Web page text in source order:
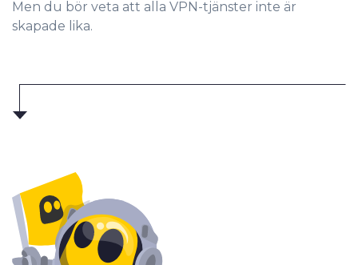
Men du bör veta att alla VPN-tjänster inte är
skapade lika.